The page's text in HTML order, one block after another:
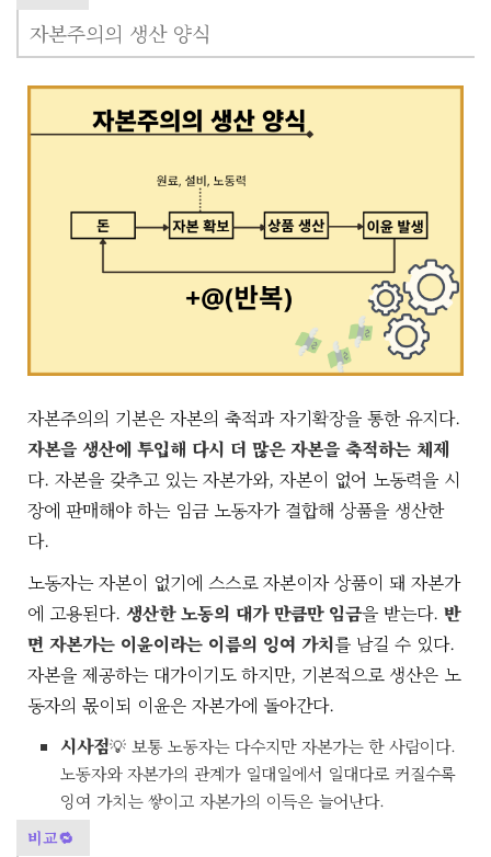
자본주의의 생산 양식
자본주의의 기본은 자본의 축적과 자기확장을 통한 유지다.
자본을 생산에 투입해 다시 더 많은 자본을 축적하는 체제
다. 자본을 갖추고 있는 자본가와, 자본이 없어 노동력을 시
장에 판매해야 하는 임금 노동자가 결합해 상품을 생산한
다.
노동자는 자본이 없기에 스스로 자본이자 상품이 돼 자본가
에 고용된다. 생산한 노동의 대가 만큼만 임금을 받는다. 반
면 자본가는 이윤이라는 이름의 잉여 가치를 남길 수 있다.
자본을 제공하는 대가이기도 하지만, 기본적으로 생산은 노
동자의 몫이되 이윤은 자본가에 돌아간다.
시사점💡 보통 노동자는 다수지만 자본가는 한 사람이다.
노동자와 자본가의 관계가 일대일에서 일대다로 커질수록
잉여 가치는 쌓이고 자본가의 이득은 늘어난다.
비교🔁